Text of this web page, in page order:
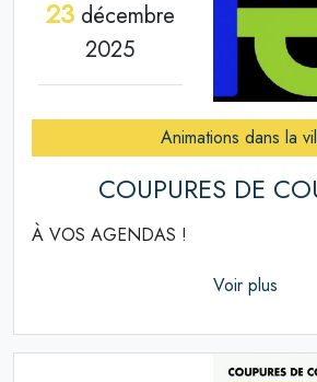
23décembre
2025
Animations dans la
COUPURES DE
À VOS AGENDAS !
Voir plus